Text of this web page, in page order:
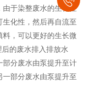
于染整废水的生化性
化性，然后再自流至
，可以更好的生长微
的废水排入排放水
分废水由泵提升至计
部分废水由泵提升至